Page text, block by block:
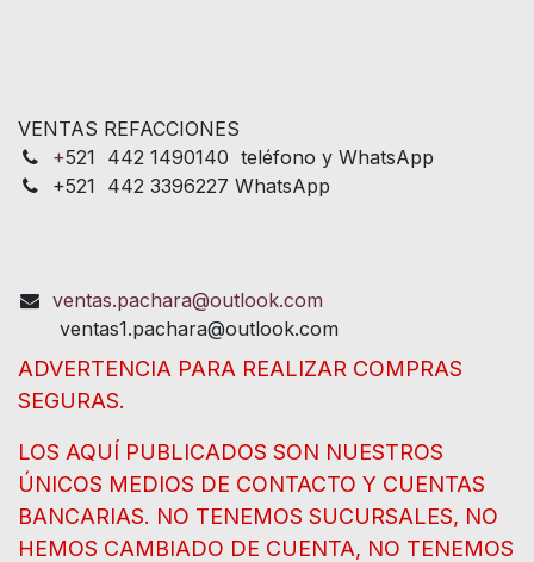
VENTAS REFACCIONES
+521 442 1490140 teléfono y WhatsApp
+521 442 3396227 WhatsApp
ventas.pachara@outlook.com
ventas1.pachara@outlook.com
ADVERTENCIA PARA REALIZAR COMPRAS
SEGURAS.
LOS AQUÍ PUBLICADOS SON NUESTROS
ÚNICOS MEDIOS DE CONTACTO Y CUENTAS
BANCARIAS. NO TENEMOS SUCURSALES, NO
HEMOS CAMBIADO DE CUENTA, NO TENEMOS